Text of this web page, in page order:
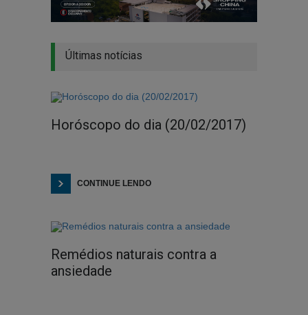
Últimas notícias
Horóscopo do dia (20/02/2017)
CONTINUE LENDO
Remédios naturais contra a
ansiedade